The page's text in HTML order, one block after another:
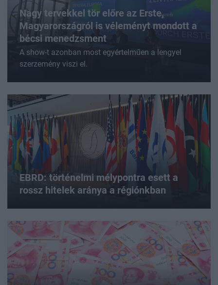
Nagy tervekkel tör előre az Erste,
Magyarországról is véleményt mondott a
bécsi menedzsment
A show-t azonban most egyértelműen a lengyel
szerzemény viszi el.
EBRD: történelmi mélypontra esett a
rossz hitelek aránya a régiónkban